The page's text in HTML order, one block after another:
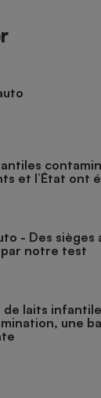
et l’État ont
- Des sièges
notre test
de laits
une